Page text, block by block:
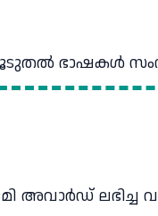
ഭാഷകൾ
അവാർഡ്